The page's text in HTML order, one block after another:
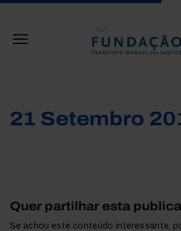
21 Setembro
Quer partilhar esta
Se achou este conteúdo interessante,